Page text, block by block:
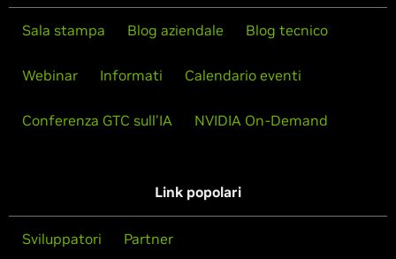
Sala stampa Blog aziendale Blog tecnico
Webinar Informati Calendario eventi
Conferenza GTC sull'IA NVIDIA On-Demand
Link popolari
Sviluppatori Partner